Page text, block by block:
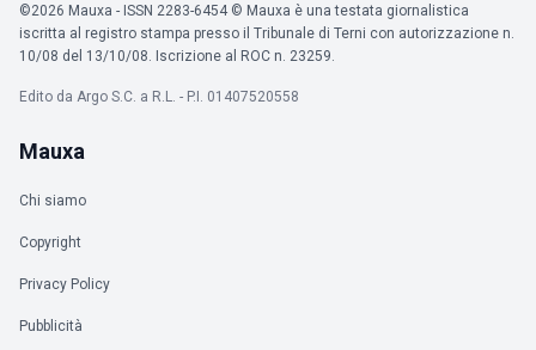
©2026 Mauxa - ISSN 2283-6454 © Mauxa è una testata giornalistica
iscritta al registro stampa presso il Tribunale di Terni con autorizzazione n.
10/08 del 13/10/08. Iscrizione al ROC n. 23259.
Edito da Argo S.C. a R.L. - P.I. 01407520558
Mauxa
Chi siamo
Copyright
Privacy Policy
Pubblicità